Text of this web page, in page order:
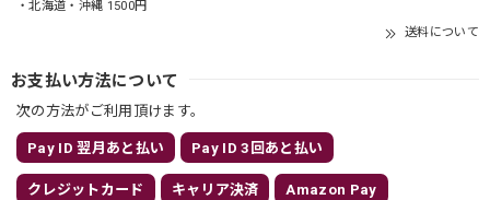
・北海道・沖縄 1500円
送料について
お支払い方法について
次の方法がご利用頂けます。
Pay ID 翌月あと払い Pay ID 3回あと払い
クレジットカード キャリア決済 Amazon Pay